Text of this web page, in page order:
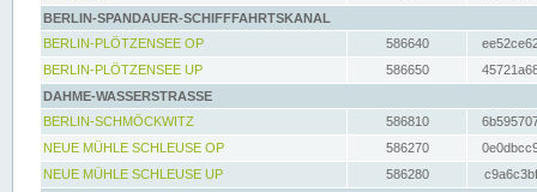
BERLIN-SPANDAUER-SCHIFFFAHRTSKANAL
BERLIN-PLÖTZENSEE OP
586640
BERLIN-PLÖTZENSEE UP
586650
DAHME-WASSERSTRASSE
BERLIN-SCHMÖCKWITZ
586810
NEUE MÜHLE SCHLEUSE OP
586270
NEUE MÜHLE SCHLEUSE UP
586280